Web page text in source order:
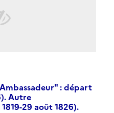
: départ
Autre
29 août 1826).